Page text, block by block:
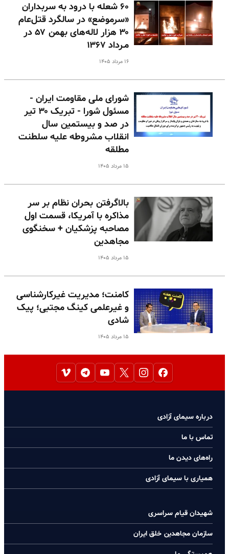
۶۰ شعله با درود به سربداران
«سرموضع» در سالگرد قتل‌عام
۳۰ هزار لاله‌های بهمن ۵۷ در
مـرداد ۱۳۶۷
۱۶ مرداد ۱۴۰۵
شورای ملی مقاومت ایران -
مسئول شورا - تبریک ۳۰ تیر
در صد و بیستمین سال
انقلاب مشروطه علیه سلطنت
مطلقه
۱۵ مرداد ۱۴۰۵
بالا‌گرفتن بحران نظام بر سر
مذاکره با آمریکا، قسمت اول
مصاحبه پزشکیان + سخنگوی
مجاهدین
۱۵ مرداد ۱۴۰۵
کامنت؛ مدیریت غیرکارشناسی
و غیرعلمی کینگ مجتبی؛ پیک
شادی
۱۵ مرداد ۱۴۰۵
درباره سیمای آزادی
تماس با ما
راه‌های دیدن ما
همیاری با سیمای آزادی
شهیدان قیام سراسری
سازمان مجاهدین خلق ایران